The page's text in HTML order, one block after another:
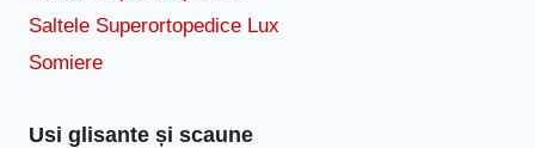
Saltele Superortopedice Lux
Somiere
Usi glisante și scaune